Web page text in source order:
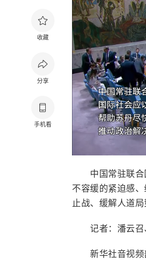
收藏
分享
手机看
中国常驻联合
不容缓的紧迫感
止战、缓解人道
记者：潘云召
新华社音视频